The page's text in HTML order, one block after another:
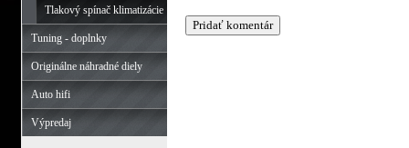
Tlakový spínač klimatizácie
Tuning - doplnky
Originálne náhradné diely
Auto hifi
Výpredaj